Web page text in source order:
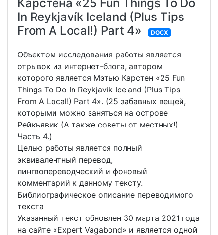
Карстена «25 Fun Things To Do
In Reykjavík Iceland (Plus Tips
From A Local!) Part 4»
DOCX
Объектом исследования работы является
отрывок из интернет-блога, автором
которого является Мэтью Карстен «25 Fun
Things To Do In Reykjavik Iceland (Plus Tips
From A Local!) Part 4». (25 забавных вещей,
которыми можно заняться на острове
Рейкьявик (А также советы от местных!)
Часть 4.)
Целью работы является полный
эквивалентный перевод,
лингвопереводческий и фоновый
комментарий к данному тексту.
Библиографическое описание переводимого
текста
Указанный текст обновлен 30 марта 2021 года
на сайте «Expert Vagabond» и является одной